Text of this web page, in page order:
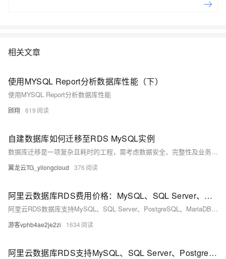
RDS（Relational Database Service）是一种稳定可靠、可弹性伸缩的在
相关文章
使用MYSQL Report分析数据库性能（下）
使用MYSQL Report分析数据库性能
顾翔 619
自建数据库如何迁移至RDS MySQL实例
数据库迁移是一项复杂且耗时的工程，需考虑数据安全、完整性及业务中断影响。使用阿里云数据传输服务DTS，可快速、平滑完成迁移任务，将应用停机时间降至分钟级。您还可通过全量备份自建数据库并恢复至RDS MySQL实例，实现间接迁移上云。
翼龙云TG_yilongcloud 376
阿里云数据库RDS费用价格：MySQL、SQL Server、PostgreSQL和MariaDB引擎收费标准
阿里云RDS数据库支持MySQL、SQL Server、PostgreSQL、MariaDB，多种引擎优惠上线！MySQL倚天版88元/年，SQL Server 2核4G仅299元/年，PostgreSQL 227元/年起。高可用、可弹性伸缩，安全稳定。详情见官网活动页。
游客vphb4ae2je2zi 1634
阿里云数据库RDS支持MySQL、SQL Server、PostgreSQL和MariaDB引擎